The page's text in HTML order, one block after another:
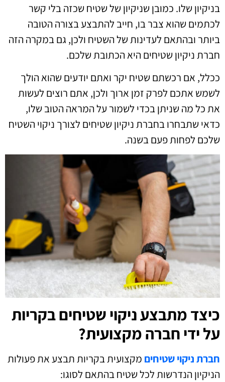
בניקיון שלו. כמובן שניקיון של שטיח שכזה בלי קשר
לכתמים שהוא צבר בו, חייב להתבצע בצורה הטובה
ביותר ובהתאם לעדינות של השטיח ולכן, גם במקרה הזה
חברת ניקיון שטיחים היא הכתובת שלכם.
ככלל, אם רכשתם שטיח יקר ואתם יודעים שהוא הולך
לשמש אתכם לפרק זמן ארוך ולכן, אתם רוצים לעשות
את כל מה שניתן בכדי לשמור על המראה הטוב שלו,
כדאי שתבחרו בחברת ניקיון שטיחים לצורך ניקוי השטיח
שלכם לפחות פעם בשנה.
כיצד מתבצע ניקוי שטיחים בקריות
על ידי חברה מקצועית?
חברת ניקוי שטיחים מקצועית בקריות תבצע את פעולות
הניקיון הנדרשות לכל שטיח בהתאם לסוגו: